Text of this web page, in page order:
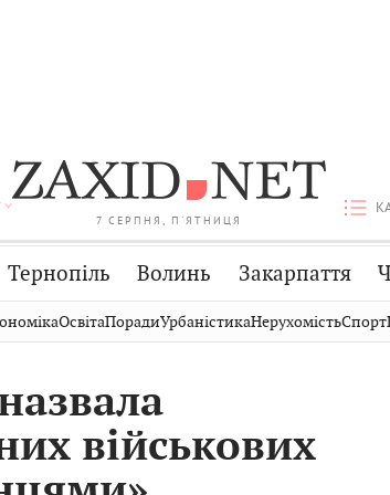
7 СЕРПНЯ, П'ЯТНИЦЯ
Тернопіль Волинь Закарпаття
Стрий
Хмельницький
Публікації
ОсвітаПорадиУрбаністикаНерухомістьСпорт
військових